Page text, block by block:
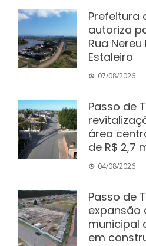
Prefeitura
autoriza
Rua
Estaleiro
07/08/2026
Passo de
área
de R$ 2,7
04/08/2026
Passo de
expansão
municipal
em